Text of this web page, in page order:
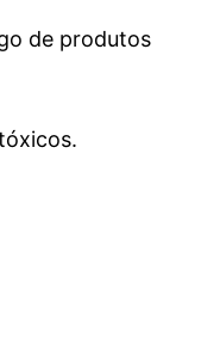
de produtos